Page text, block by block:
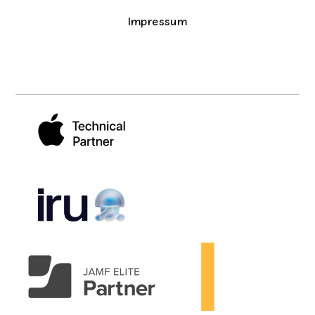
Impressum